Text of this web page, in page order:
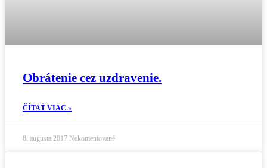
Obrátenie cez uzdravenie.
ČÍTAŤ VIAC »
8. augusta 2017 Nekomentované